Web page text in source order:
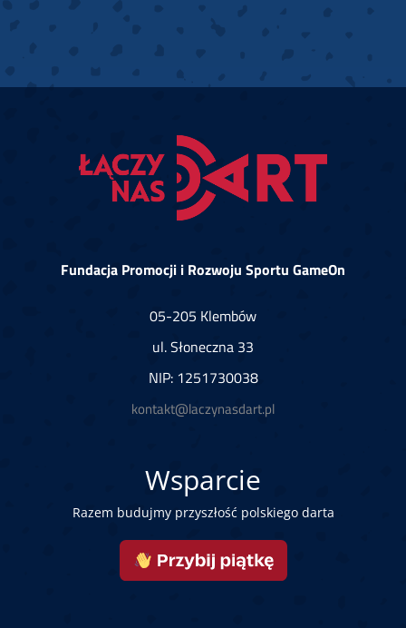
Fundacja Promocji i Rozwoju Sportu GameOn
05-205 Klembów
ul. Słoneczna 33
NIP: 1251730038
kontakt@laczynasdart.pl
Wsparcie
Razem budujmy przyszłość polskiego darta